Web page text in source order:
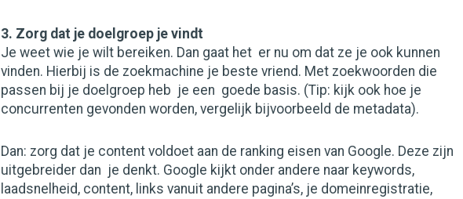
3. Zorg dat je doelgroep je vindt
Je weet wie je wilt bereiken. Dan gaat het er nu om dat ze je ook kunnen
vinden. Hierbij is de zoekmachine je beste vriend. Met zoekwoorden die
passen bij je doelgroep heb je een goede basis. (Tip: kijk ook hoe je
concurrenten gevonden worden, vergelijk bijvoorbeeld de metadata).
Dan: zorg dat je content voldoet aan de ranking eisen van Google. Deze zijn
uitgebreider dan je denkt. Google kijkt onder andere naar keywords,
laadsnelheid, content, links vanuit andere pagina’s, je domeinregistratie,